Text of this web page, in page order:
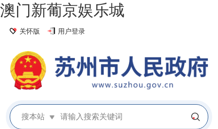
澳门新葡京娱乐城
关怀版 用户登录
搜本站